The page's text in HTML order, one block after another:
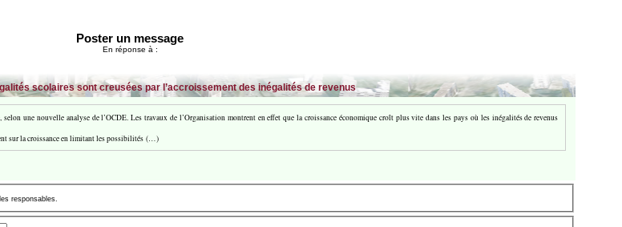
Poster un message
En réponse à :
scolaires sont creusées par l’accroissement des inégalités de revenus
une nouvelle analyse de l’OCDE. Les travaux de l’Organisation montrent en effet que la croissance économique croît plus vite dans les pays où les inégalités de revenus
sur la croissance en limitant les possibilités (…)
responsables.